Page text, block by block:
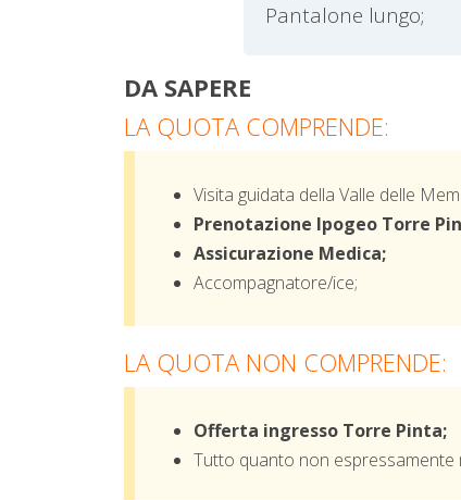
Pantalone lungo;
DA SAPERE
LA QUOTA COMPRENDE:
Visita guidata della Valle delle
Prenotazione Ipogeo Torre
Assicurazione Medica;
Accompagnatore/ice;
LA QUOTA NON COMPRENDE:
Offerta ingresso Torre Pinta;
Tutto quanto non